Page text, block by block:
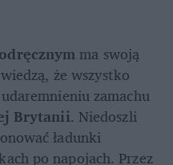
ma swoją
że wszystko
zamachu
Brytanii. Niedoszli
ładunki
po napojach. Przez